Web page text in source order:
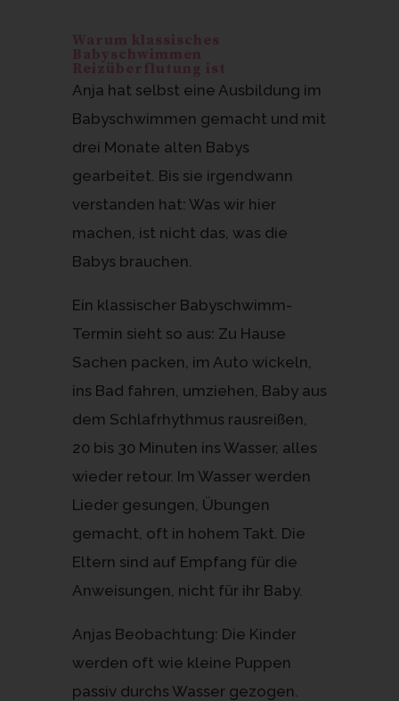
Warum klassisches
Babyschwimmen
Reizüberflutung ist
Anja hat selbst eine Ausbildung im
Babyschwimmen gemacht und mit
drei Monate alten Babys
gearbeitet. Bis sie irgendwann
verstanden hat: Was wir hier
machen, ist nicht das, was die
Babys brauchen.
Ein klassischer Babyschwimm-
Termin sieht so aus: Zu Hause
Sachen packen, im Auto wickeln,
ins Bad fahren, umziehen, Baby aus
dem Schlafrhythmus rausreißen,
20 bis 30 Minuten ins Wasser, alles
wieder retour. Im Wasser werden
Lieder gesungen, Übungen
gemacht, oft in hohem Takt. Die
Eltern sind auf Empfang für die
Anweisungen, nicht für ihr Baby.
Anjas Beobachtung: Die Kinder
werden oft wie kleine Puppen
passiv durchs Wasser gezogen.